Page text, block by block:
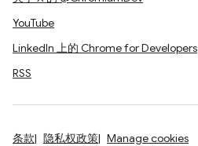
YouTube
LinkedIn 上的 Chrome for Developers
RSS
条款 隐私权政策 Manage cookies